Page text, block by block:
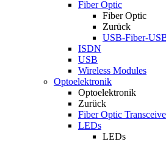
Fiber Optic
Fiber Optic
Zurück
USB-Fiber-
ISDN
USB
Wireless Modules
Optoelektronik
Optoelektronik
Zurück
Fiber Optic
LEDs
LEDs